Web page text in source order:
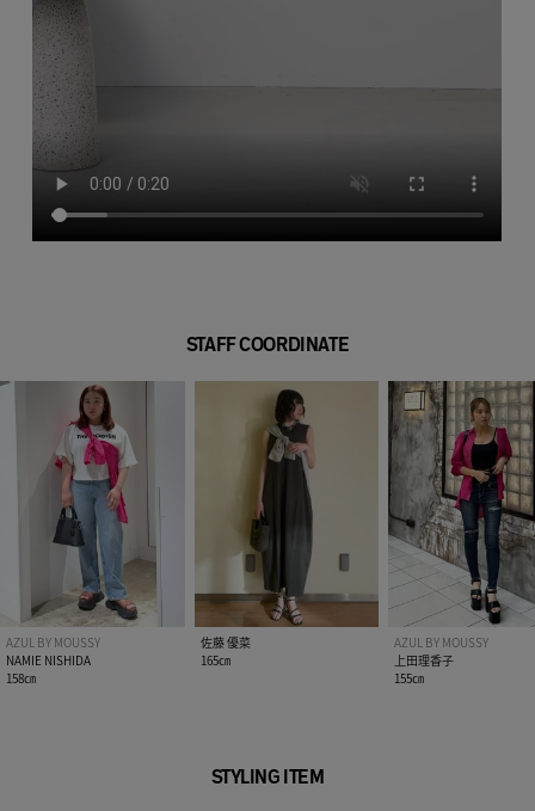
STAFF COORDINATE
AZUL BY MOUSSY
NAMIE NISHIDA
158㎝
佐藤 優菜
165㎝
AZUL BY MOUSSY
上田理香子
155㎝
STYLING ITEM